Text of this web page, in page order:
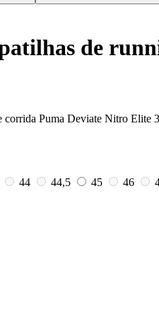
de
corrida Puma Deviate Nitro Elite
44 44,5 45 46